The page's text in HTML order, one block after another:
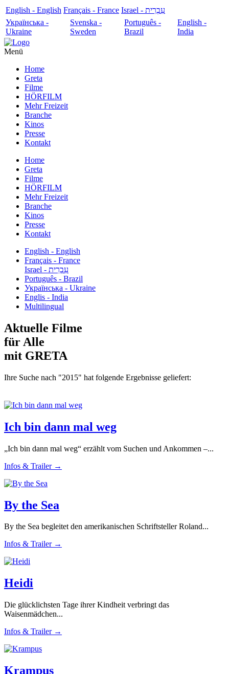
English - English Français - France
עִבְרִית - Israel
Українська -
Ukraine
Svenska -
Sweden
Português -
Brazil
English -
India
Menü
Home
Greta
Filme
HÖRFILM
Mehr Freizeit
Branche
Kinos
Presse
Kontakt
Home
Greta
Filme
HÖRFILM
Mehr Freizeit
Branche
Kinos
Presse
Kontakt
English - English
Français - France
עִבְרִית - Israel
Português - Brazil
Українська - Ukraine
Englis - India
Multilingual
Aktuelle Filme
für Alle
mit GRETA
Ihre Suche nach "2015" hat folgende Ergebnisse geliefert:
Ich bin dann mal weg
„Ich bin dann mal weg“ erzählt vom Suchen und Ankommen –...
Infos & Trailer →
By the Sea
By the Sea begleitet den amerikanischen Schriftsteller Roland...
Infos & Trailer →
Heidi
Die glücklichsten Tage ihrer Kindheit verbringt das
Waisenmädchen...
Infos & Trailer →
Krampus